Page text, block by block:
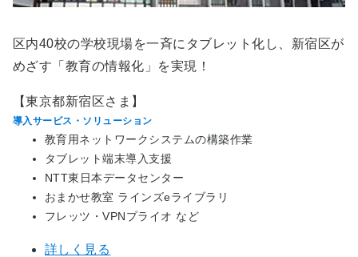
区内40校の学校現場を一斉にタブレット化し、新宿区が
めざす「教育の情報化」を実現！
【東京都新宿区さま】
導入サービス・ソリューション
教育用ネットワークシステムの構築作業
タブレット端末導入支援
NTT東日本データセンター
おまかせ教室 ラインズeライブラリ
フレッツ・VPNプライオ など
詳しく見る